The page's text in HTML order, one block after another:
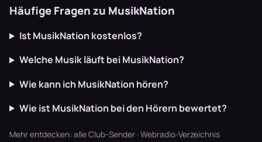
Häufige Fragen zu MusikNation
Ist MusikNation kostenlos?
Welche Musik läuft bei MusikNation?
Wie kann ich MusikNation hören?
Wie ist MusikNation bei den Hörern bewertet?
Mehr entdecken: alle Club-Sender · Webradio-Verzeichnis